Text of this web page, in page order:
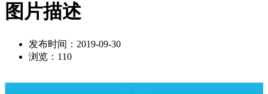
图片描述
发布时间：2019-09-30
浏览： 110